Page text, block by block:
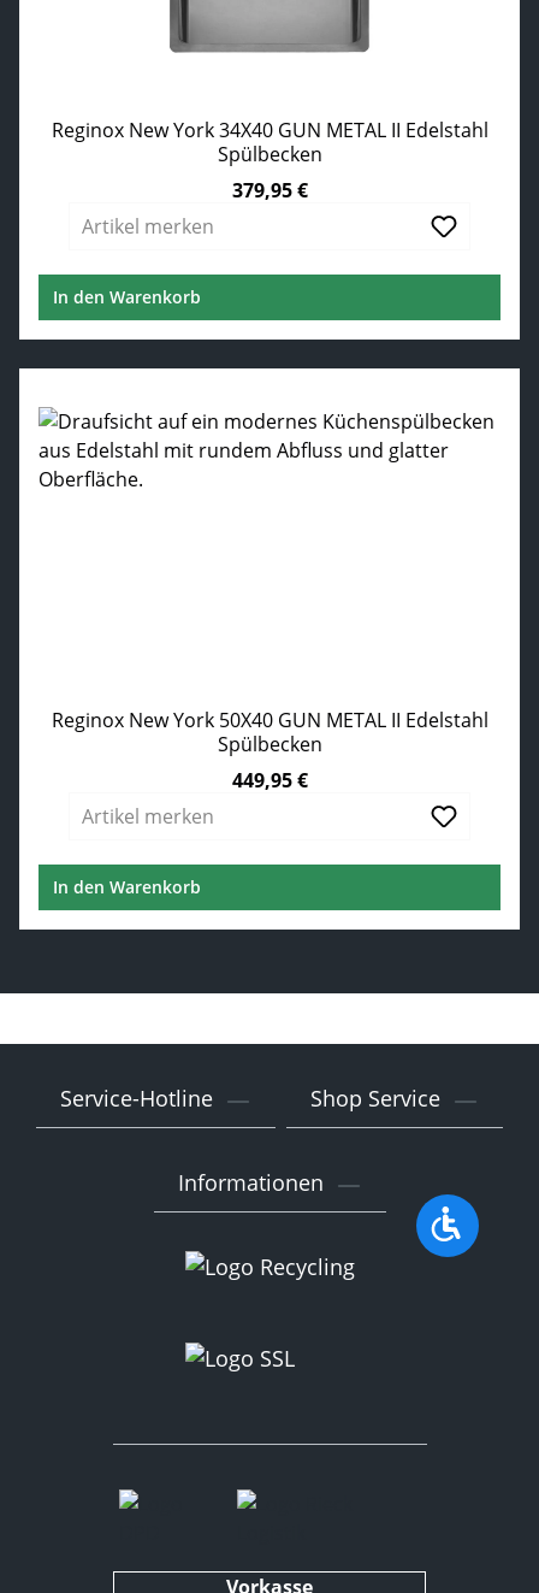
Reginox New York 34X40 GUN METAL II Edelstahl
Spülbecken
379,95 €
Artikel merken
In den Warenkorb
Reginox New York 50X40 GUN METAL II Edelstahl
Spülbecken
449,95 €
Artikel merken
In den Warenkorb
Service-Hotline Shop Service
Informationen
Vorkasse